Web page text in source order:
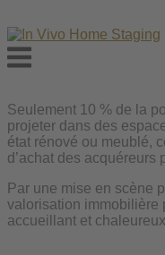
Skip
to
content
Menu
Seulement 10 % de la
projeter dans des
état rénové ou meublé,
d’achat des acquéreurs
Par une mise en scène
valorisation immobilière
accueillant et